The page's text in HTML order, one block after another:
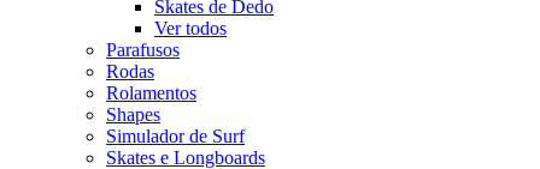
Skates de Dedo
Ver todos
Parafusos
Rodas
Rolamentos
Shapes
Simulador de Surf
Skates e Longboards